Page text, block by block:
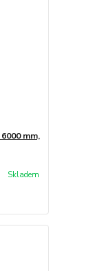
mm,
Skladem